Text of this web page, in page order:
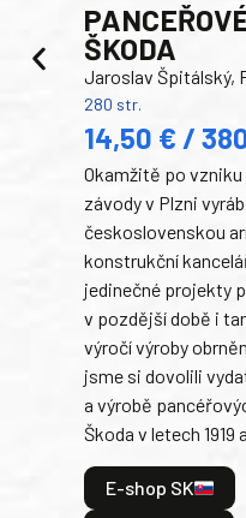
ŠKODA
Jaroslav Špitálský,
280 str.
14,50 € /
Okamžitě po
závody v Plzni
československou
konstrukční
jedinečné projekty
v pozdější době i
výročí výroby
jsme si dovolili
a výrobě
Škoda v letech 1919
E-shop SK